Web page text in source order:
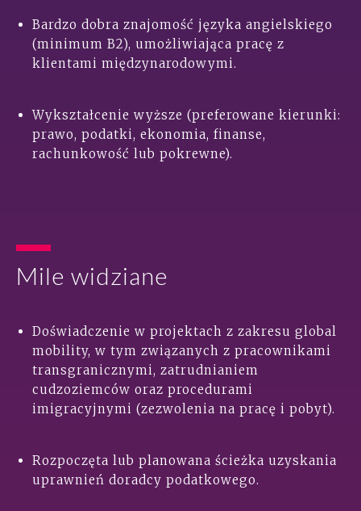
Bardzo dobra znajomość języka angielskiego
(minimum B2), umożliwiająca pracę z
klientami międzynarodowymi.
Wykształcenie wyższe (preferowane kierunki:
prawo, podatki, ekonomia, finanse,
rachunkowość lub pokrewne).
Mile widziane
Doświadczenie w projektach z zakresu global
mobility, w tym związanych z pracownikami
transgranicznymi, zatrudnianiem
cudzoziemców oraz procedurami
imigracyjnymi (zezwolenia na pracę i pobyt).
Rozpoczęta lub planowana ścieżka uzyskania
uprawnień doradcy podatkowego.